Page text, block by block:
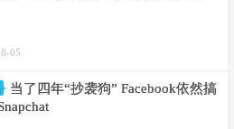
05
当了四年“抄袭狗” Facebook依然搞